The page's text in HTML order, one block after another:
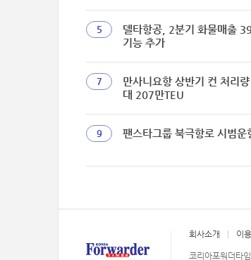
5
델타항공, 2분기 화물매출
기능 추가
7
만사니요항 상반기 컨 처리
대 207만TEU
9 팬스타그룹 북극항로 시범운
회사소개 이
코리아포워더타